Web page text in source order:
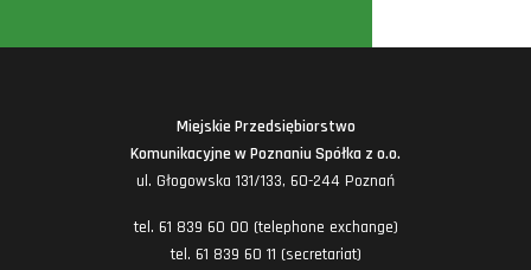
Miejskie Przedsiębiorstwo
Komunikacyjne w Poznaniu Spółka z o.o.
ul. Głogowska 131/133, 60-244 Poznań
tel. 61 839 60 00 (telephone exchange)
tel. 61 839 60 11 (secretariat)